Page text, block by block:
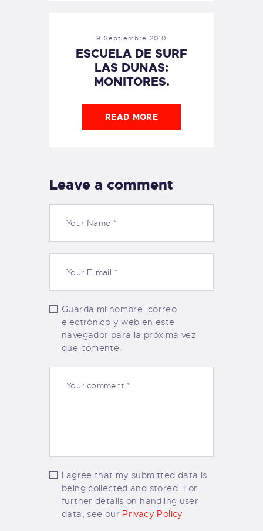
9 Septiembre 2010
ESCUELA DE SURF
LAS DUNAS:
MONITORES.
READ MORE
Leave a comment
Guarda mi nombre, correo
electrónico y web en este
navegador para la próxima vez
que comente.
I agree that my submitted data is
being collected and stored. For
further details on handling user
data, see our Privacy Policy